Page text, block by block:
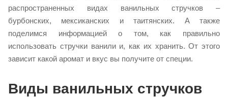
распространенных видах ванильных стручков –
бурбонских, мексиканских и таитянских. А также
поделимся информацией о том, как правильно
использовать стручки ванили и, как их хранить. От этого
зависит какой аромат и вкус вы получите от специи.
Виды ванильных стручков